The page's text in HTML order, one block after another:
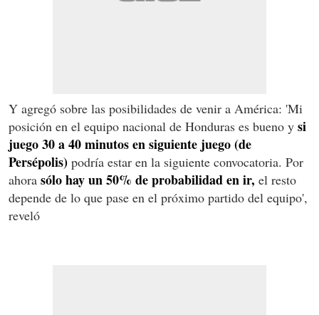
Y agregó sobre las posibilidades de venir a América: 'Mi
posición en el equipo nacional de Honduras es bueno y si
juego 30 a 40 minutos en siguiente juego (de
Persépolis) podría estar en la siguiente convocatoria. Por
ahora sólo hay un 50% de probabilidad en ir, el resto
depende de lo que pase en el próximo partido del equipo',
reveló